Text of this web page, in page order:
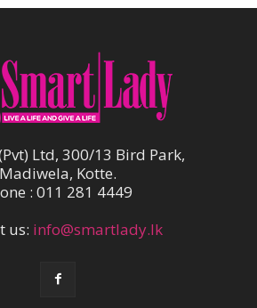
Ltd, 300/13 Bird Park,
Madiwela, Kotte.
: 011 281 4449
us: info@smartlady.lk